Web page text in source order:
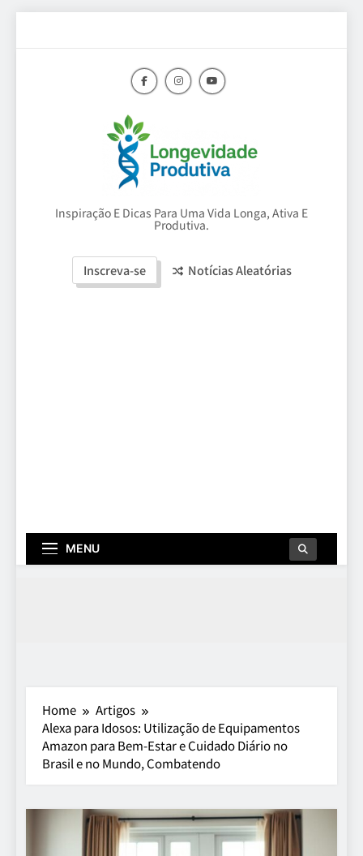
Longevidade
Produtiva
Inspiração E Dicas Para Uma Vida Longa, Ativa E
Produtiva.
Inscreva-se Notícias Aleatórias
MENU
Home
Artigos
Alexa para Idosos: Utilização de Equipamentos
Amazon para Bem-Estar e Cuidado Diário no
Brasil e no Mundo, Combatendo